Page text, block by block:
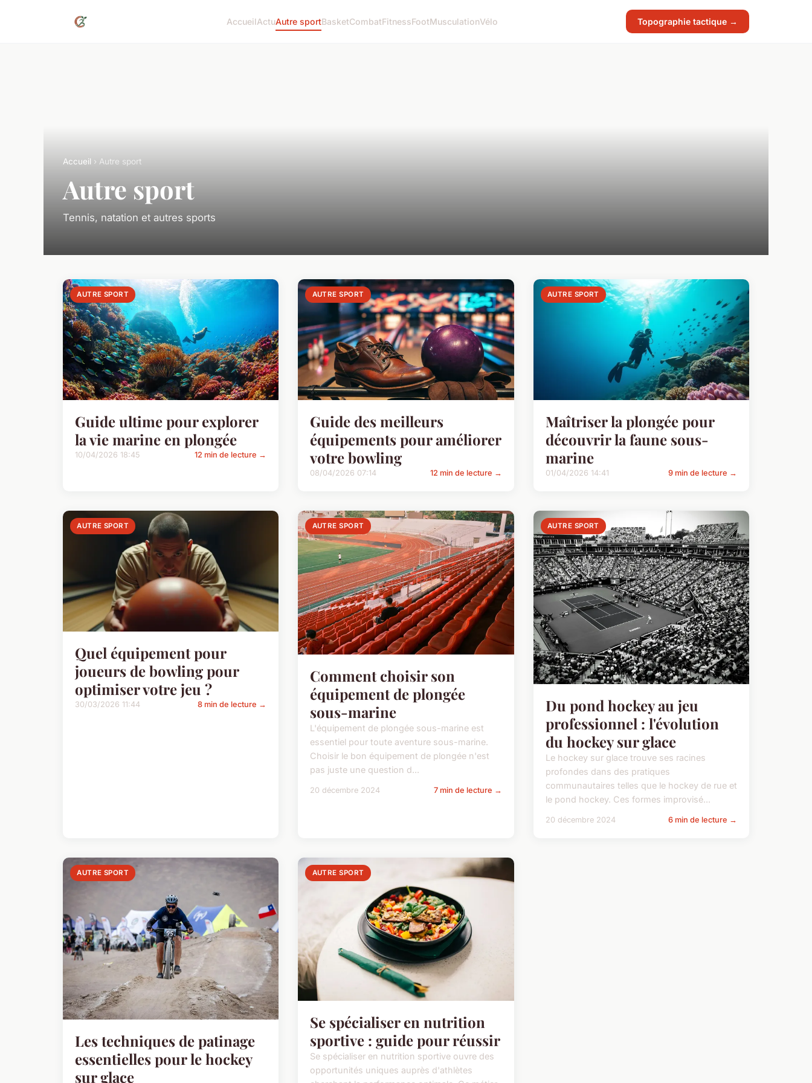
AccueilActuAutre sportBasketCombatFitnessFootMusculationVélo Topographie tactique →
Accueil › Autre sport
Autre sport
Tennis, natation et autres sports
AUTRE SPORT
Guide ultime pour explorer
la vie marine en plongée
10/04/2026 18:45 12 min de lecture →
AUTRE SPORT
Guide des meilleurs
équipements pour améliorer
votre bowling
08/04/2026 07:14 12 min de lecture →
AUTRE SPORT
Maîtriser la plongée pour
découvrir la faune sous-
marine
01/04/2026 14:41 9 min de lecture →
AUTRE SPORT
Quel équipement pour
joueurs de bowling pour
optimiser votre jeu ?
30/03/2026 11:44 8 min de lecture →
AUTRE SPORT
Comment choisir son
équipement de plongée
sous-marine
L'équipement de plongée sous-marine est
essentiel pour toute aventure sous-marine.
Choisir le bon équipement de plongée n'est
pas juste une question d...
20 décembre 2024 7 min de lecture →
AUTRE SPORT
Du pond hockey au jeu
professionnel : l'évolution
du hockey sur glace
Le hockey sur glace trouve ses racines
profondes dans des pratiques
communautaires telles que le hockey de rue et
le pond hockey. Ces formes improvisé...
20 décembre 2024 6 min de lecture →
AUTRE SPORT
Les techniques de patinage
essentielles pour le hockey
sur glace
AUTRE SPORT
Se spécialiser en nutrition
sportive : guide pour réussir
Se spécialiser en nutrition sportive ouvre des
opportunités uniques auprès d'athlètes